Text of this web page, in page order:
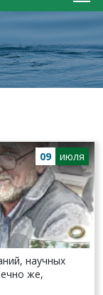
09 июля
научных
же,